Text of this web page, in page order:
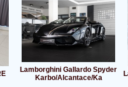
Lamborghini Gallardo Spyder
Karbo/Alcantace/Ka